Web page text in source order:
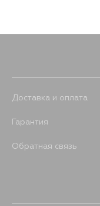
Доставка и оплата
Гарантия
Обратная связь